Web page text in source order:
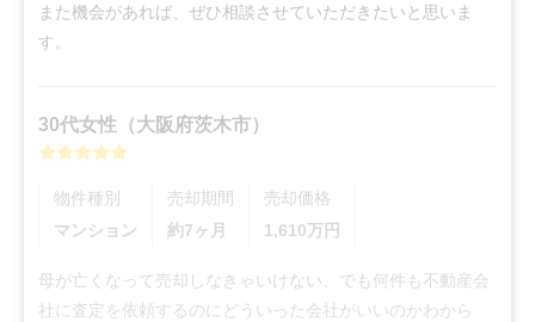
また機会があれば、ぜひ相談させていただきたいと思いま
す。
30代女性 （大阪府茨木市）
物件種別
マンション
売却期間
約7ヶ月
売却価格
1,610万円
母が亡くなって売却しなきゃいけない、でも何件も不動産会
社に査定を依頼するのにどういった会社がいいのかわから